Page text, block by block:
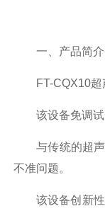
一、产品简介
FT-CQX10超声
该设备免调试，
与传统的超声
不准问题。
该设备创新性